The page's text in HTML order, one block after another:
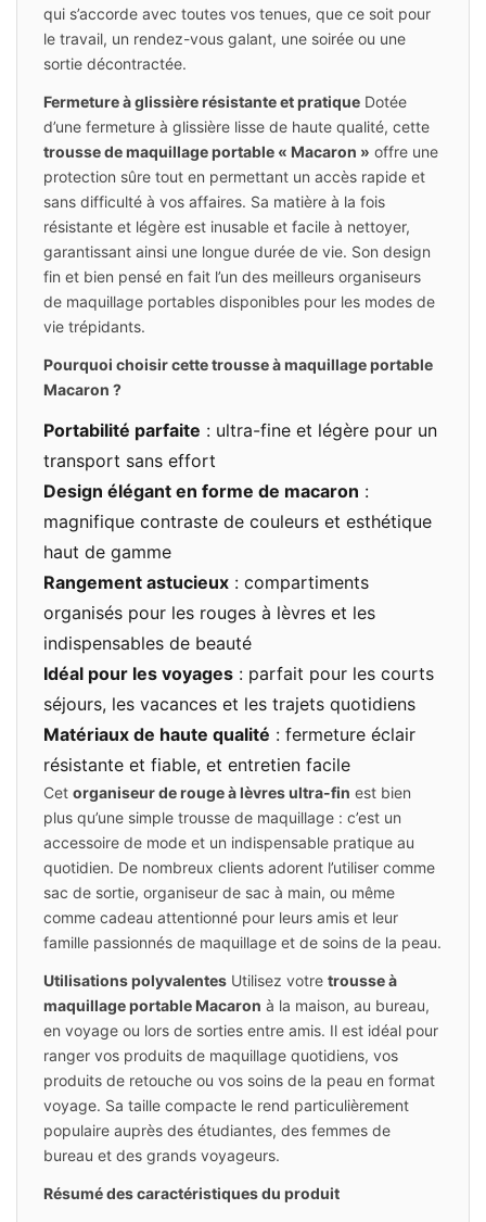
qui s’accorde avec toutes vos tenues, que ce soit pour
le travail, un rendez-vous galant, une soirée ou une
sortie décontractée.
Fermeture à glissière résistante et pratique Dotée
d’une fermeture à glissière lisse de haute qualité, cette
trousse de maquillage portable « Macaron » offre une
protection sûre tout en permettant un accès rapide et
sans difficulté à vos affaires. Sa matière à la fois
résistante et légère est inusable et facile à nettoyer,
garantissant ainsi une longue durée de vie. Son design
fin et bien pensé en fait l’un des meilleurs organiseurs
de maquillage portables disponibles pour les modes de
vie trépidants.
Pourquoi choisir cette trousse à maquillage portable
Macaron ?
Portabilité parfaite : ultra-fine et légère pour un
transport sans effort
Design élégant en forme de macaron :
magnifique contraste de couleurs et esthétique
haut de gamme
Rangement astucieux : compartiments
organisés pour les rouges à lèvres et les
indispensables de beauté
Idéal pour les voyages : parfait pour les courts
séjours, les vacances et les trajets quotidiens
Matériaux de haute qualité : fermeture éclair
résistante et fiable, et entretien facile
Cet organiseur de rouge à lèvres ultra-fin est bien
plus qu’une simple trousse de maquillage : c’est un
accessoire de mode et un indispensable pratique au
quotidien. De nombreux clients adorent l’utiliser comme
sac de sortie, organiseur de sac à main, ou même
comme cadeau attentionné pour leurs amis et leur
famille passionnés de maquillage et de soins de la peau.
Utilisations polyvalentes Utilisez votre trousse à
maquillage portable Macaron à la maison, au bureau,
en voyage ou lors de sorties entre amis. Il est idéal pour
ranger vos produits de maquillage quotidiens, vos
produits de retouche ou vos soins de la peau en format
voyage. Sa taille compacte le rend particulièrement
populaire auprès des étudiantes, des femmes de
bureau et des grands voyageurs.
Résumé des caractéristiques du produit